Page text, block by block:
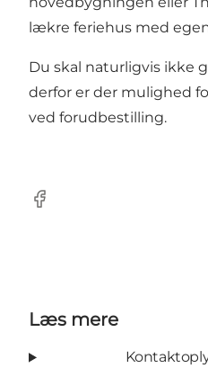
lækre feriehus med
Du skal naturligvis ikke
derfor er der mulighed
ved forudbestilling.
Facebook
Læs mere